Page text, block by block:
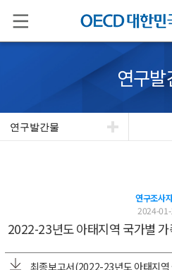
검색
연구
연구발간물
연구조사
2024-
2022-23년도 아태지역 국가별
최종보고서(2022-23년도 아태지